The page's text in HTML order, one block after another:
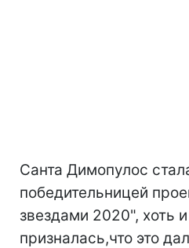
Санта Димопулос
победительницей
звездами 2020", хоть и
призналась,что это